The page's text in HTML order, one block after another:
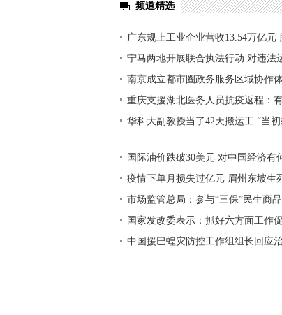
频道精选
广东规上工业企业营收13.54万亿元
宁马两地开展联合执法行动 对违法
南京成立都市圈政务服务区域协作
办”
重庆支援湖北医务人员抗疫返程：
华科大副教授当了42天搬运工 “当
国际油价跌破30美元 对中国经济有
疫情下单月损失过亿元 眉州东坡生
市场监管总局：参与“三保”民生商
国家发改委表示：抓好六方面工作
中国援巴蝗灾防控工作组组长回应